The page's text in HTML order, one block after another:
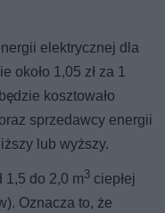
elektrycznej dla
około 1,05 zł za 1
kosztowało
sprzedawcy energii
lub wyższy.
1,5 do 2,0 m3 ciepłej
Oznacza to, że